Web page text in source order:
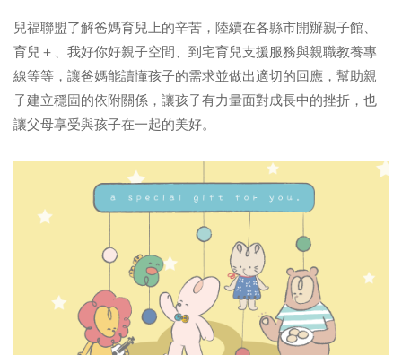
兒福聯盟了解爸媽育兒上的辛苦，陸續在各縣市開辦親子館、
育兒＋、我好你好親子空間、到宅育兒支援服務與親職教養專
線等等，讓爸媽能讀懂孩子的需求並做出適切的回應，幫助親
子建立穩固的依附關係，讓孩子有力量面對成長中的挫折，也
讓父母享受與孩子在一起的美好。